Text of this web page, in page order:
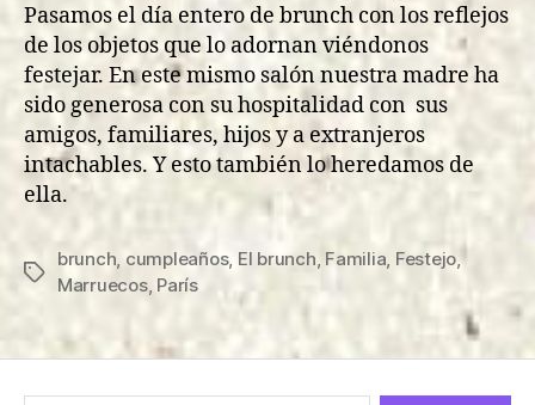
Pasamos el día entero de brunch con los reflejos
de los objetos que lo adornan viéndonos
festejar. En este mismo salón nuestra madre ha
sido generosa con su hospitalidad con sus
amigos, familiares, hijos y a extranjeros
intachables. Y esto también lo heredamos de
ella.
Etiquetas
brunch, cumpleaños, El brunch, Familia, Festejo,
Marruecos, París